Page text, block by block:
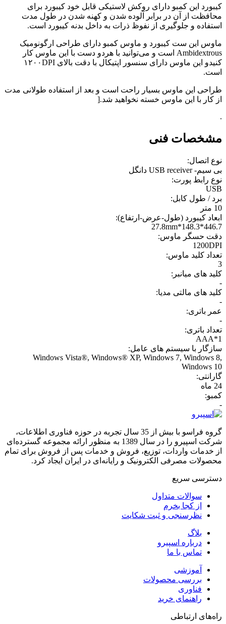
کیبورد این کمبو دارای روکش لاستیکی قابل خود کیبورد برای
محافظت از آن در برابر آلوده شدن و کهنه شدن در طول مدت
استفاده و جلوگیری از نفوظ ذرات به داخل بدنه کیبورد است.
ماوس این ست کیبورد و ماوس کمبو دارای طراحی ارگونومیک
Ambidextrous است و می‌توانید با هردو دست با این ماوس کار
کنیدو این ماوس دارای سنسور اپتیکال با دقت بالای ۱۲۰۰DPI
است.
طراحی این ماوس بسیار راحت است و بعد از استفاده طولانی مدت
از کار با این ماوس خسته نخواهید شد.[
.
مشخصات فنی
نوع اتصال:
بی سیم- USB receiver دانگل
نوع رابط پورت:
USB
برد / طول کابل:
10 متر
ابعاد کیبورد (طول-عرض-ارتفاع):
446.7*148.3*27.8mm
دقت حسگر ماوس:
1200DPI
تعداد کلید ماوس:
3
کلید های میانبر:
-
کلید های مالتی مدیا:
-
عمر باتری:
-
تعداد باتری:
1*AAA
سازگار با سیستم های عامل:
Windows Vista®, Windows® XP, Windows 7, Windows 8,
Windows 10
گارانتی:
24 ماه
کمبو:
-
گروه فراسو با بیش از 35 سال تجربه در حوزه فناوری اطلاعات،
شرکت اسپیرو را در سال 1389 به منظور ارائه مجموعه گسترده‌ای
از خدمات واردات، توزیع، فروش و خدمات پس از فروش برای تمام
محصولات مصرفی الکترونیک و رایانه‌ای در ایران ایجاد کرد.
دسترسی‌ سریع
سوالات متداول
از کجا بخرم
نظرسنجی و ثبت شکایت
بلاگ
درباره اسپیرو
تماس با ما
آموزشی
بررسی محصولات
فناوری
راهنمای خرید
راه‌های ارتباطی